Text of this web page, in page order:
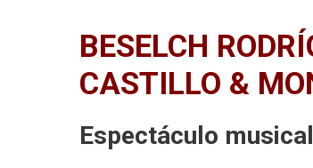
BESELCH
CASTILLO &
Espectáculo